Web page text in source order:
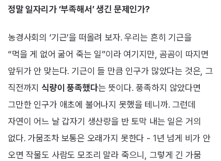
정말 일자리가 ‘부족해서’ 생긴 문제인가?
농경사회의 ‘기근’을 떠올려 보자. 우리는 흔히 기근을
“먹을 게 없어 굶어 죽는 일”이라 여기지만, 곰곰이 따지면
앞뒤가 안 맞는다. 기근이 들 만큼 인구가 많았다는 것은, 그
직전까지 식량이 풍족했다는 뜻이다. 풍족하지 않았다면
그만한 인구가 애초에 불어나지 못했을 테니까. 그런데
자연이 어느 날 갑자기 생산량을 반 토막 내는 일은 거의
없다. 가뭄조차 보통은 오래가지 못한다 - 1년 넘게 비가 안
오면 작물도 사람도 모조리 말라 죽으니, 그렇게 긴 가뭄